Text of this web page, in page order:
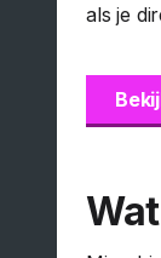
als je